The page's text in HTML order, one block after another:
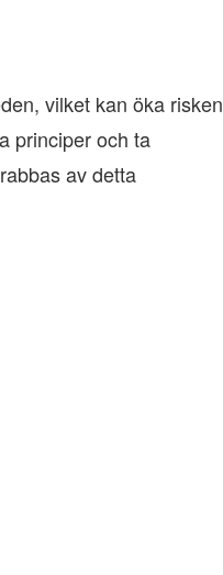
vilket kan öka risken
principer och ta
av detta